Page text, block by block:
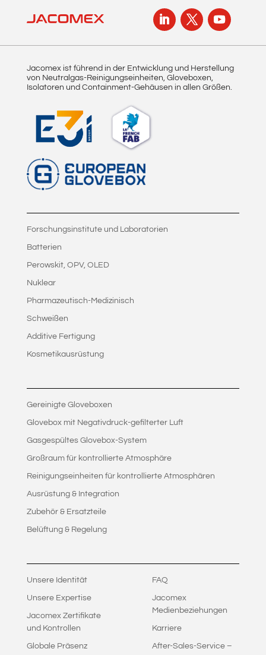
Jacomex ist führend in der Entwicklung und Herstellung
von Neutralgas-Reinigungseinheiten, Gloveboxen,
Isolatoren und Containment-Gehäusen in allen Größen.
Forschungsinstitute und Laboratorien
Batterien
Perowskit, OPV, OLED
Nuklear
Pharmazeutisch-Medizinisch
Schweißen
Additive Fertigung
Kosmetikausrüstung
Gereinigte Gloveboxen
Glovebox mit Negativdruck-gefilterter Luft
Gasgespültes Glovebox-System
Großraum für kontrollierte Atmosphäre
Reinigungseinheiten für kontrollierte Atmosphären
Ausrüstung & Integration
Zubehör & Ersatzteile
Belüftung & Regelung
Unsere Identität
Unsere Expertise
Jacomex Zertifikate
und Kontrollen
Globale Präsenz
FAQ
Jacomex
Medienbeziehungen
Karriere
After-Sales-Service –